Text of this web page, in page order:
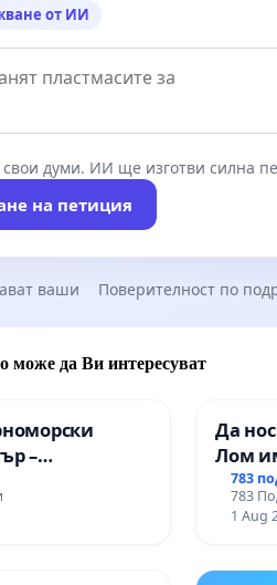
от ИИ
думи. ИИ ще изготви силна
на петиция
ваши Поверителност по
може да Ви интересуват
–
младите на
Да
Лом
783
783
1 Aug